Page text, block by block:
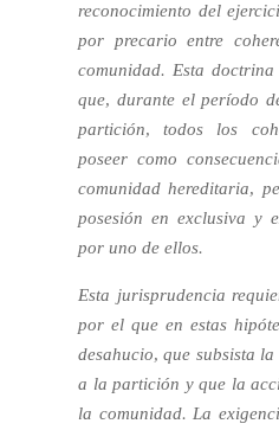
reconocimiento del
por precario entre
comunidad. Esta
que, durante el período
partición, todos los
poseer como
comunidad hereditaria,
posesión en exclusiva y
por uno de ellos.
Esta jurisprudencia
por el que en estas
desahucio, que subsista
a la partición y que la
la comunidad. La